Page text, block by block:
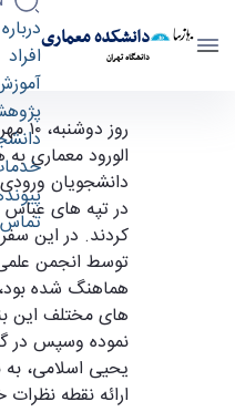
دانشکده معماری
دانشگاه تهران
افراد
تماس
بازدید دانشجویان
- دانشکده معماری arch
روز
الورود معماری به
در تپه های عباس
کردند. در این
توسط انجمن
هماهنگ شده
های مختلف این
نموده وسپس در
یحیی اسلامی،
ارائه نقطه